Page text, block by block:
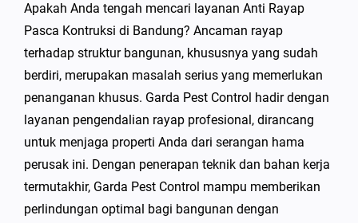
Apakah Anda tengah mencari layanan Anti Rayap
Pasca Kontruksi di Bandung? Ancaman rayap
terhadap struktur bangunan, khususnya yang sudah
berdiri, merupakan masalah serius yang memerlukan
penanganan khusus. Garda Pest Control hadir dengan
layanan pengendalian rayap profesional, dirancang
untuk menjaga properti Anda dari serangan hama
perusak ini. Dengan penerapan teknik dan bahan kerja
termutakhir, Garda Pest Control mampu memberikan
perlindungan optimal bagi bangunan dengan